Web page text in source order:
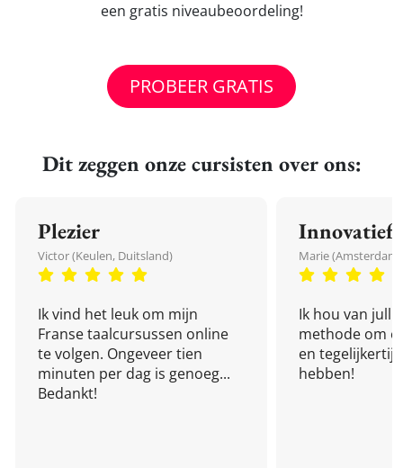
een gratis niveaubeoordeling!
PROBEER GRATIS
Dit zeggen onze cursisten over ons:
Plezier
Victor (Keulen, Duitsland)
Ik vind het leuk om mijn
Franse taalcursussen online
te volgen. Ongeveer tien
minuten per dag is genoeg...
Bedankt!
Innovatief
Marie
Ik hou van
methode om
en
hebben!